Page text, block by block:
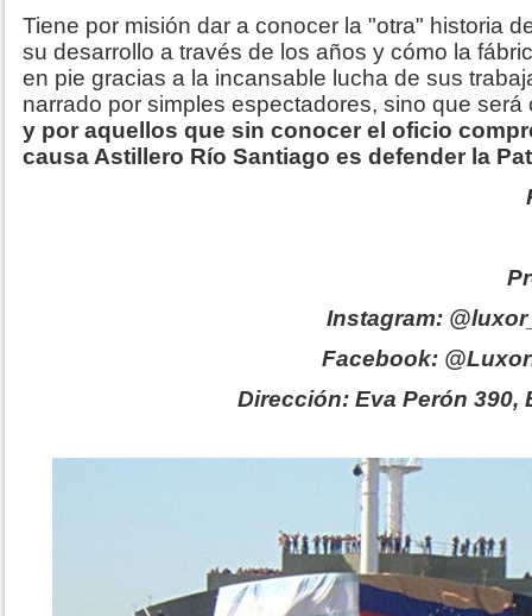
Tiene por misión dar a conocer la "otra" historia
su desarrollo a través de los años y cómo la
en pie gracias a la incansable lucha de sus
narrado por simples espectadores, sino que
y por aquellos que sin conocer el oficio
causa Astillero Río Santiago es defender la
Instagram:
Facebook:
Dirección: Eva Perón 390,